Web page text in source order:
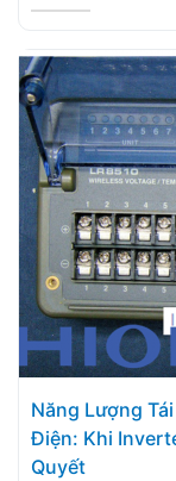
Năng Lượng
Điện: Khi
Quyết